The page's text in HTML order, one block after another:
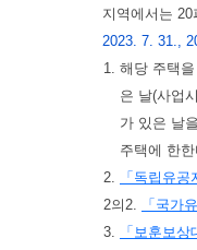
지역에서는
2023. 7. 31.,
1. 해당 주택
은 날(사업
가 있은 날
주택에 한
2.
「독립유
2의2.
「국가
3.
「보훈보